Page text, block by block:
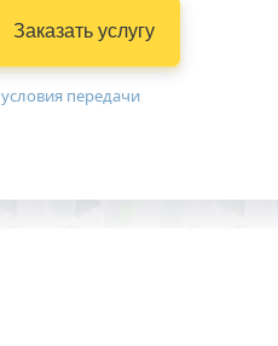
Заказать услугу
условия передачи